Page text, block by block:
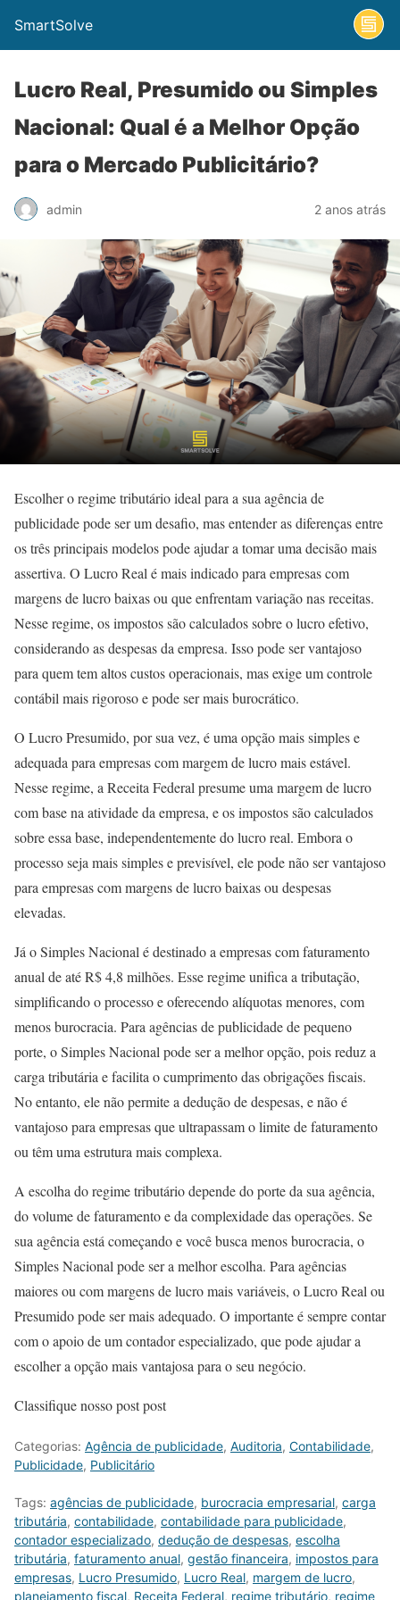
SmartSolve
Lucro Real, Presumido ou Simples
Nacional: Qual é a Melhor Opção
para o Mercado Publicitário?
admin 2 anos atrás
Escolher o regime tributário ideal para a sua agência de
publicidade pode ser um desafio, mas entender as diferenças entre
os três principais modelos pode ajudar a tomar uma decisão mais
assertiva. O Lucro Real é mais indicado para empresas com
margens de lucro baixas ou que enfrentam variação nas receitas.
Nesse regime, os impostos são calculados sobre o lucro efetivo,
considerando as despesas da empresa. Isso pode ser vantajoso
para quem tem altos custos operacionais, mas exige um controle
contábil mais rigoroso e pode ser mais burocrático.
O Lucro Presumido, por sua vez, é uma opção mais simples e
adequada para empresas com margem de lucro mais estável.
Nesse regime, a Receita Federal presume uma margem de lucro
com base na atividade da empresa, e os impostos são calculados
sobre essa base, independentemente do lucro real. Embora o
processo seja mais simples e previsível, ele pode não ser vantajoso
para empresas com margens de lucro baixas ou despesas
elevadas.
Já o Simples Nacional é destinado a empresas com faturamento
anual de até R$ 4,8 milhões. Esse regime unifica a tributação,
simplificando o processo e oferecendo alíquotas menores, com
menos burocracia. Para agências de publicidade de pequeno
porte, o Simples Nacional pode ser a melhor opção, pois reduz a
carga tributária e facilita o cumprimento das obrigações fiscais.
No entanto, ele não permite a dedução de despesas, e não é
vantajoso para empresas que ultrapassam o limite de faturamento
ou têm uma estrutura mais complexa.
A escolha do regime tributário depende do porte da sua agência,
do volume de faturamento e da complexidade das operações. Se
sua agência está começando e você busca menos burocracia, o
Simples Nacional pode ser a melhor escolha. Para agências
maiores ou com margens de lucro mais variáveis, o Lucro Real ou
Presumido pode ser mais adequado. O importante é sempre contar
com o apoio de um contador especializado, que pode ajudar a
escolher a opção mais vantajosa para o seu negócio.
Classifique nosso post post
Categorias: Agência de publicidade, Auditoria, Contabilidade,
Publicidade, Publicitário
Tags: agências de publicidade, burocracia empresarial, carga
tributária, contabilidade, contabilidade para publicidade,
contador especializado, dedução de despesas, escolha
tributária, faturamento anual, gestão financeira, impostos para
empresas, Lucro Presumido, Lucro Real, margem de lucro,
planejamento fiscal, Receita Federal, regime tributário, regime